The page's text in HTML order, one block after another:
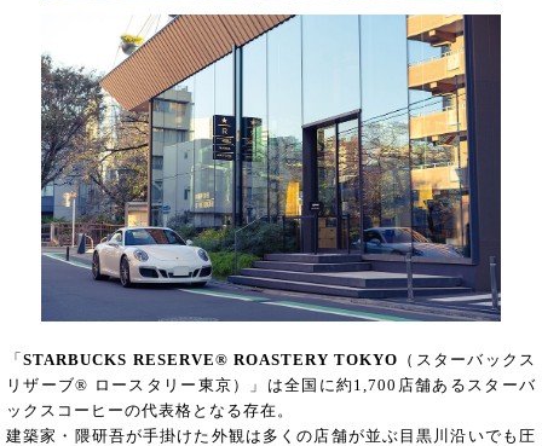
「STARBUCKS RESERVE® ROASTERY TOKYO （スターバックス
リザーブ® ロースタリー東京）」は全国に約1,700店舗あるスターバ
ックスコーヒーの代表格となる存在。
建築家・隈研吾が手掛けた外観は多くの店舗が並ぶ目黒川沿いでも圧